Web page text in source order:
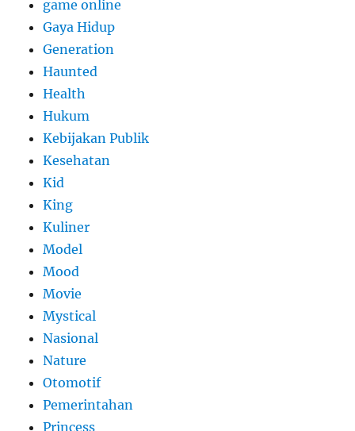
game online
Gaya Hidup
Generation
Haunted
Health
Hukum
Kebijakan Publik
Kesehatan
Kid
King
Kuliner
Model
Mood
Movie
Mystical
Nasional
Nature
Otomotif
Pemerintahan
Princess